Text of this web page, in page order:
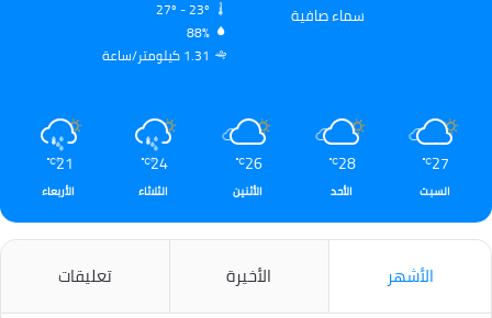
سماء صافية
88%
1.31 كيلومتر/ساعة
27
℃
السبت
28
℃
الأحد
26
℃
الأثنين
24
℃
الثلاثاء
21
℃
الأربعاء
الأشهر الأخيرة تعليقات